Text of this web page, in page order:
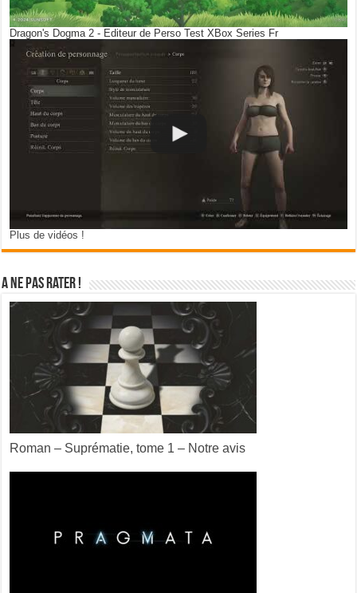
Dragon's Dogma 2 - Editeur de Perso Test XBox Series Fr
Plus de vidéos !
A ne pas rater !
Roman – Suprématie, tome 1 – Notre avis